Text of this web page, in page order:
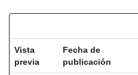
Vista
previa
Fecha de
publicación